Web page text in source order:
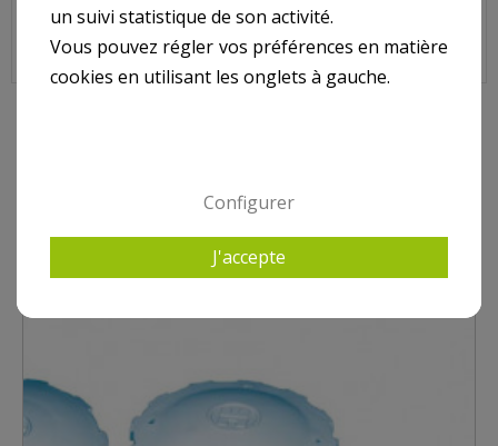
un suivi statistique de son activité.
Vous pouvez régler vos préférences en matière
cookies en utilisant les onglets à gauche.
Configurer
J'accepte